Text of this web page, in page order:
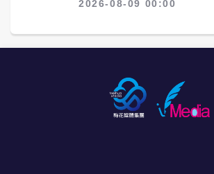
2026-08-09 00:00